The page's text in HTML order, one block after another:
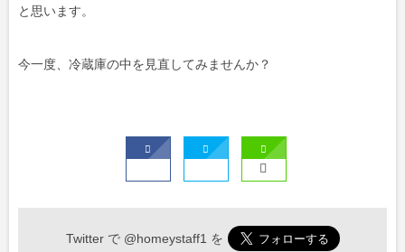
と思います。
今一度、冷蔵庫の中を見直してみませんか？
Twitter で @homeystaff1 を